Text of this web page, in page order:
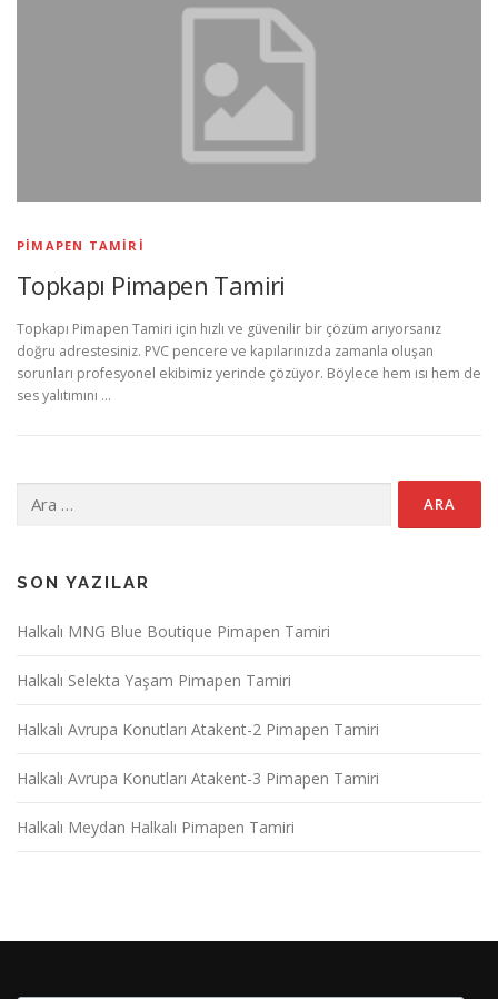
PIMAPEN TAMIRI
Topkapı Pimapen Tamiri
Topkapı Pimapen Tamiri için hızlı ve güvenilir bir çözüm arıyorsanız
doğru adrestesiniz. PVC pencere ve kapılarınızda zamanla oluşan
sorunları profesyonel ekibimiz yerinde çözüyor. Böylece hem ısı hem de
ses yalıtımını …
SON YAZILAR
Halkalı MNG Blue Boutique Pimapen Tamiri
Halkalı Selekta Yaşam Pimapen Tamiri
Halkalı Avrupa Konutları Atakent-2 Pimapen Tamiri
Halkalı Avrupa Konutları Atakent-3 Pimapen Tamiri
Halkalı Meydan Halkalı Pimapen Tamiri